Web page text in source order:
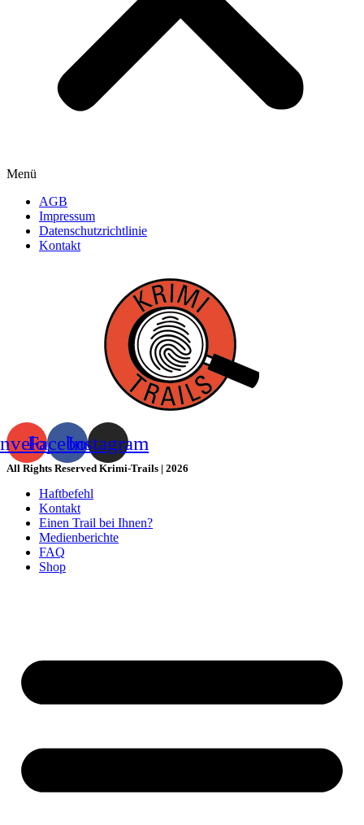
Menü
AGB
Impressum
Datenschutzrichtlinie
Kontakt
FacebookInstagram
All Rights Reserved Krimi-Trails | 2026
Haftbefehl
Kontakt
Einen Trail bei Ihnen?
Medienberichte
FAQ
Shop